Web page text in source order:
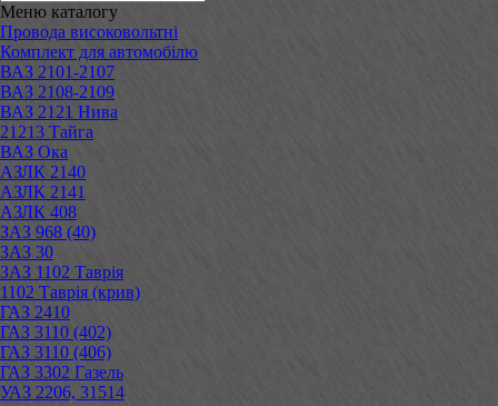
Меню каталогу
Провода високовольтні
Комплект для автомобілю
ВАЗ 2101-2107
ВАЗ 2108-2109
ВАЗ 2121 Нива
21213 Тайга
ВАЗ Ока
АЗЛК 2140
АЗЛК 2141
АЗЛК 408
ЗАЗ 968 (40)
ЗАЗ 30
ЗАЗ 1102 Таврія
1102 Таврія (крив)
ГАЗ 2410
ГАЗ 3110 (402)
ГАЗ 3110 (406)
ГАЗ 3302 Газель
УАЗ 2206, 31514